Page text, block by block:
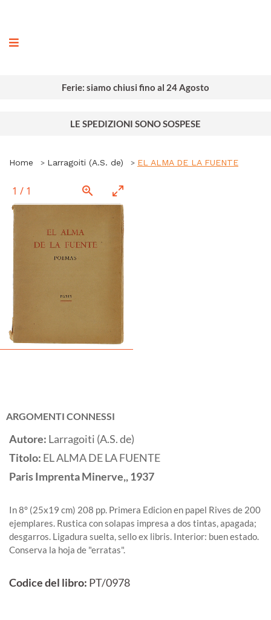
Ferie: siamo chiusi fino al 24 Agosto
LE SPEDIZIONI SONO SOSPESE
Home Larragoiti (A.S. de) EL ALMA DE LA FUENTE
1 / 1
ARGOMENTI CONNESSI
Autore: Larragoiti (A.S. de)
Titolo: EL ALMA DE LA FUENTE
ParisImprenta Minerve,,1937
In 8° (25x19 cm) 208 pp. Primera Edicion en papel Rives de 200
ejemplares. Rustica con solapas impresa a dos tintas, apagada;
desgarros. Ligadura suelta, sello ex libris. Interior: buen estado.
Conserva la hoja de "erratas".
Codice del libro: PT/0978